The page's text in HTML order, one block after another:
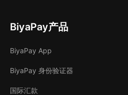
BiyaPay产品
BiyaPay App
BiyaPay 身份验证器
国际汇款